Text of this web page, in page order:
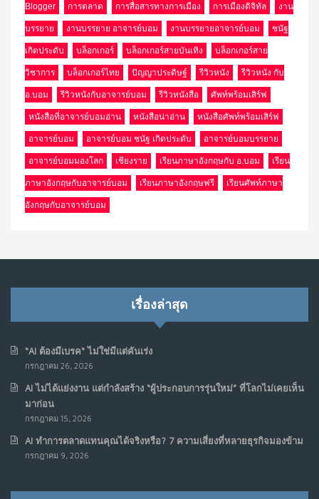
Blogger การตลาด การสื่อสารทางการเมือง การเมืองดิจิทัล งาน
บรรยาย งานบรรยาย อาจารย์บอม งานบรรยายอาจารย์บอม ชนัฐ
เกิดประดับ บล็อกเกอร์ บล็อกเกอร์สายบันเทิง บล็อกเกอร์สาย
วิชาการ บล็อกเกอร์ไทย ปัญญาประดิษฐ์ รีวิวหนัง รีวิวหนัง กับ
อ.บอม รีวิวหนังกับอาจารย์บอม รีวิวหนังสือ ศัพท์พร้อมเสิร์ฟ
หนังสือที่อาจารย์บอมอ่าน หนังสือน่าอ่าน หนังสือศัพท์พร้อมเสิร์ฟ
อาจารย์บอม อาจารย์บอม ชนัฐ เกิดประดับ อาจารย์บอมบรรยาย
อาจารย์บอมมองโลก เชียงราย เรียนภาษาอังกฤษกับ อ.บอม เรียน
ภาษาอังกฤษกับอาจารย์บอม เรียนภาษาอังกฤษฟรี เรียนศัพท์ภาษา
อังกฤษกับอาจารย์บอม
เรื่องล่าสุด
“AI ต้องมีเบรค“ ไม่ใช่มีแต่คันเร่ง
กรกฎาคม 26, 2026
AI ไม่ได้แย่งงาน แต่กำลังสร้าง “ผู้ประกอบการรุ่นใหม่” ที่โลกไม่เคยเห็น
มาก่อน
กรกฎาคม 15, 2026
AI ทำการตลาดแทนคุณได้จริงหรือ? 7 ความเสี่ยงที่หลายธุรกิจมองข้าม
กรกฎาคม 9, 2026